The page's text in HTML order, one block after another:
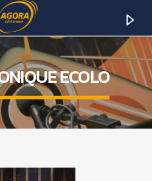
D’AZUR
DAB+
ECOLO